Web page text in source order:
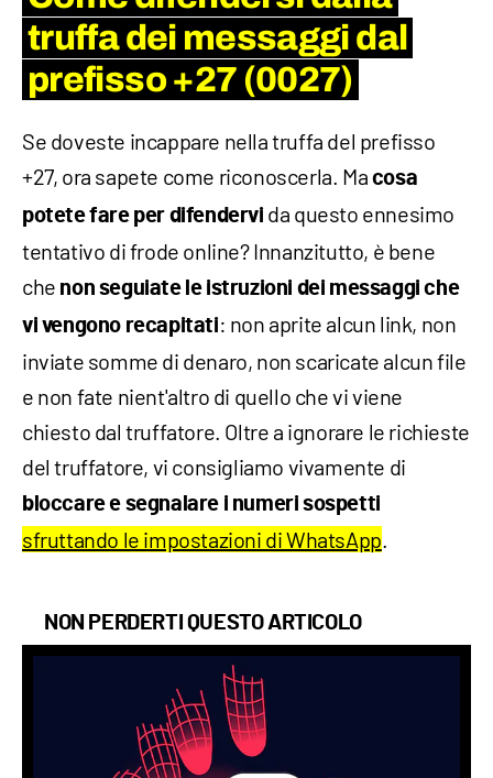
truffa dei messaggi dal
prefisso +27 (0027)
Se doveste incappare nella truffa del prefisso
+27, ora sapete come riconoscerla. Ma cosa
potete fare per difendervi da questo ennesimo
tentativo di frode online? Innanzitutto, è bene
che non seguiate le istruzioni dei messaggi che
vi vengono recapitati: non aprite alcun link, non
inviate somme di denaro, non scaricate alcun file
e non fate nient'altro di quello che vi viene
chiesto dal truffatore. Oltre a ignorare le richieste
del truffatore, vi consigliamo vivamente di
bloccare e segnalare i numeri sospetti
sfruttando le impostazioni di WhatsApp.
NON PERDERTI QUESTO ARTICOLO